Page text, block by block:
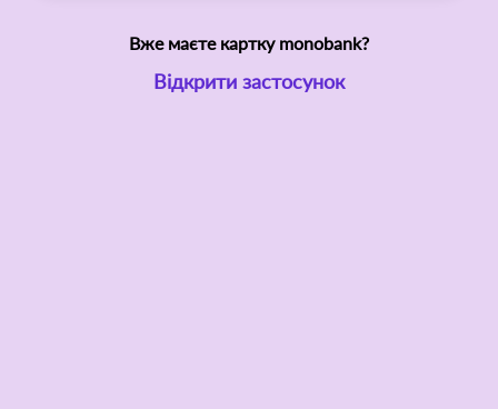
Вже маєте картку monobank?
Відкрити застосунок